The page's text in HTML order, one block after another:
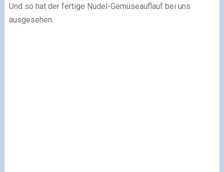
Und so hat der fertige Nudel-Gemüseauflauf bei uns
ausgesehen.